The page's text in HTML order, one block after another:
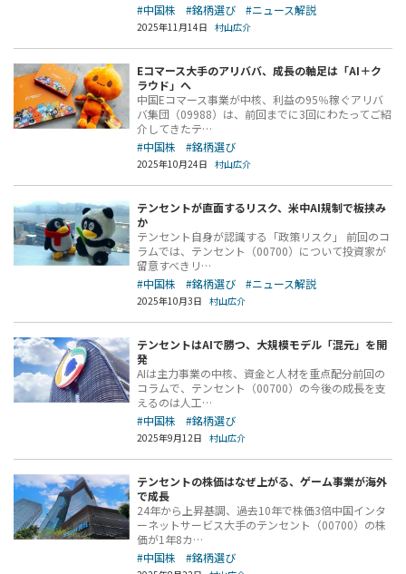
#中国株
#銘柄選び #ニュース解説
2025年11月14日 村山広介
Eコマース大手のアリババ、成長の軸足は「AI＋ク
ラウド」へ
中国Eコマース事業が中核、利益の95％稼ぐアリバ
バ集団（09988）は、前回までに3回にわたってご紹
介してきたテ…
#中国株
#銘柄選び
2025年10月24日 村山広介
テンセントが直面するリスク、米中AI規制で板挟み
か
テンセント自身が認識する「政策リスク」 前回のコ
ラムでは、テンセント（00700）について投資家が
留意すべきリ…
#中国株
#銘柄選び #ニュース解説
2025年10月3日 村山広介
テンセントはAIで勝つ、大規模モデル「混元」を開
発
AIは主力事業の中核、資金と人材を重点配分前回の
コラムで、テンセント（00700）の今後の成長を支
えるのは人工…
#中国株
#銘柄選び
2025年9月12日 村山広介
テンセントの株価はなぜ上がる、ゲーム事業が海外
で成長
24年から上昇基調、過去10年で株価3倍中国インタ
ーネットサービス大手のテンセント（00700）の株
価が1年8カ…
#中国株
#銘柄選び